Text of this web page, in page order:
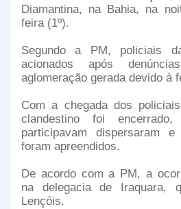
Diamantina, na Bahia, na
feira (1º).
Segundo a PM, policiais
acionados após
aglomeração gerada devido à
Com a chegada dos
clandestino foi
participavam dispersaram
foram apreendidos.
De acordo com a PM, a
na delegacia de Iraquara,
Lençóis.